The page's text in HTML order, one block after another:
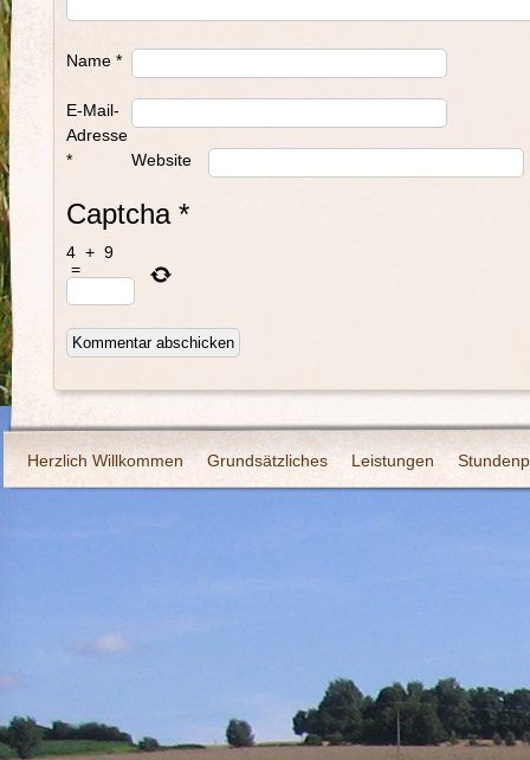
Name *
E-Mail-
Adresse
*
Website
Captcha*
4 + 9
=
Herzlich Willkommen Grundsätzliches Leistungen